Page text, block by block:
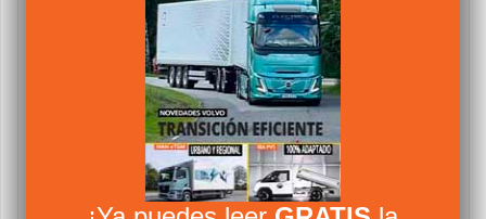
VISTO 95797 VECES 0El Gobierno
amplía el plan
PIVE a una tercera edición